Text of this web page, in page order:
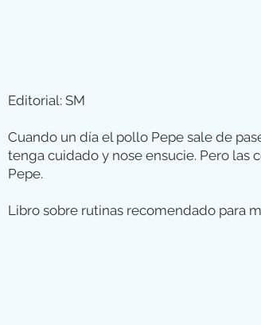
Editorial: SM
Cuando un día el pollo Pepe sale de
tenga cuidado y nose ensucie. Pero las
Pepe.
Libro sobre rutinas recomendado para